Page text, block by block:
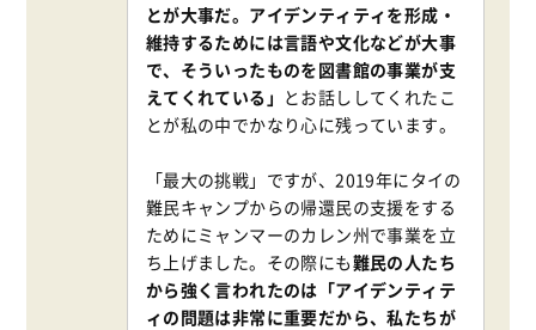
とが大事だ。アイデンティティを形成・
維持するためには言語や文化などが大事
で、そういったものを図書館の事業が支
えてくれている」 とお話ししてくれたこ
とが私の中でかなり心に残っています。
「最大の挑戦」ですが、2019年にタイの
難民キャンプからの帰還民の支援をする
ためにミャンマーのカレン州で事業を立
ち上げました。その際にも難民の人たち
から強く言われたのは「アイデンティテ
ィの問題は非常に重要だから、私たちが